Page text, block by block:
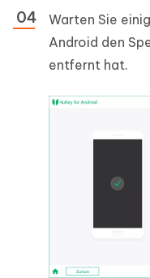
Warten Sie
Android den
entfernt hat.